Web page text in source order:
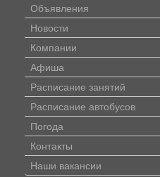
Объявления
Новости
Компании
Афиша
Расписание занятий
Расписание автобусов
Погода
Контакты
Наши вакансии